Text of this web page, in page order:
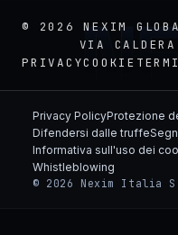
© 2026 NEXIM
VIA
PRIVACYCOOKIE
Privacy PolicyProtezione
Difendersi dalle truffe
Informativa sull'uso dei
Whistleblowing
© 2026 Nexim Italia